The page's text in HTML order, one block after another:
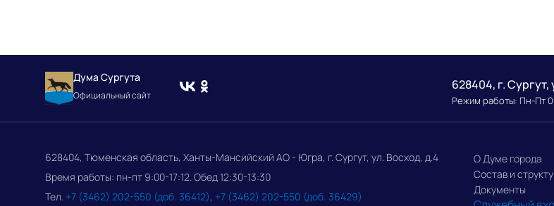
Дума Сургута
Официальный сайт
628404, г. Сургут,
Режим работы: Пн-Пт
628404, Тюменская область, Ханты-Мансийский АО - Югра, г. Сургут, ул. Восход, д.4
Время работы: пн-пт 9:00-17:12. Обед 12:30-13:30
Тел. +7 (3462) 202-550 (доб. 36412), +7 (3462) 202-550 (доб. 36429)
О Думе города
Состав и
Документы